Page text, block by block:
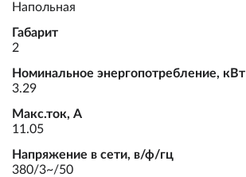
Напольная
Габарит
2
Номинальное энергопотребление, кВт
3.29
Макс.ток, А
11.05
Напряжение в сети, в/ф/гц
380/3~/50